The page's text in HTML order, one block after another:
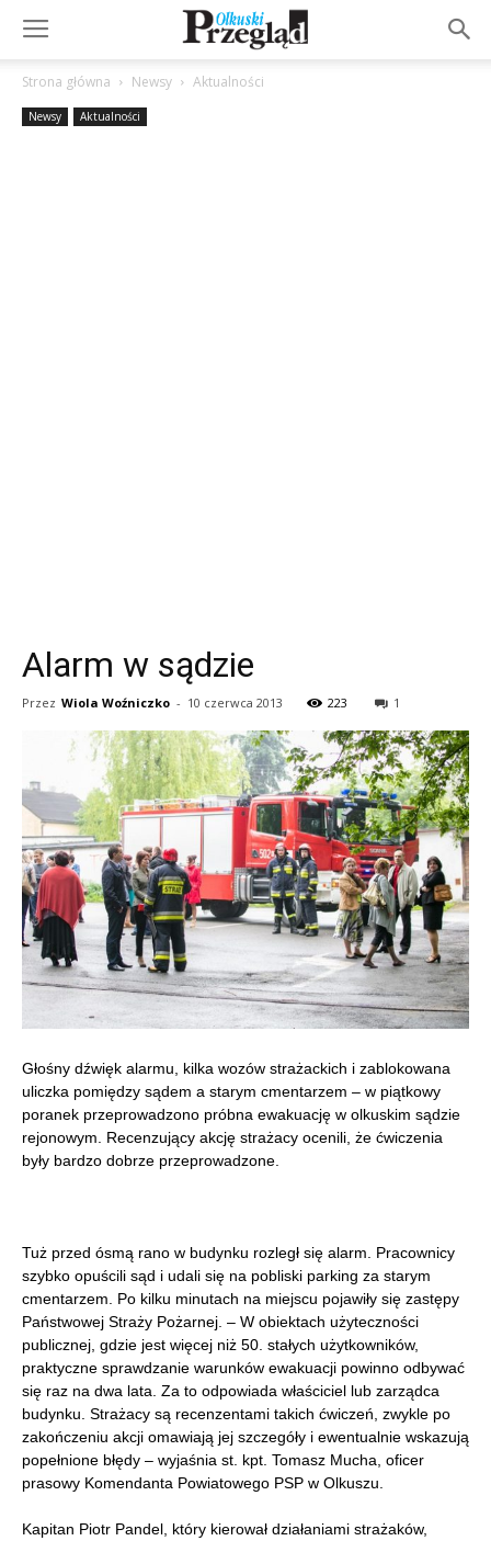
Strona główna Newsy Aktualności
Newsy Aktualności
Alarm w sądzie
Przez Wiola Woźniczko - 10 czerwca 2013 223 1
Głośny dźwięk alarmu, kilka wozów strażackich i zablokowana
uliczka pomiędzy sądem a starym cmentarzem – w piątkowy
poranek przeprowadzono próbna ewakuację w olkuskim sądzie
rejonowym. Recenzujący akcję strażacy ocenili, że ćwiczenia
były bardzo dobrze przeprowadzone.
Tuż przed ósmą rano w budynku rozległ się alarm. Pracownicy
szybko opuścili sąd i udali się na pobliski parking za starym
cmentarzem. Po kilku minutach na miejscu pojawiły się zastępy
Państwowej Straży Pożarnej. – W obiektach użyteczności
publicznej, gdzie jest więcej niż 50. stałych użytkowników,
praktyczne sprawdzanie warunków ewakuacji powinno odbywać
się raz na dwa lata. Za to odpowiada właściciel lub zarządca
budynku. Strażacy są recenzentami takich ćwiczeń, zwykle po
zakończeniu akcji omawiają jej szczegóły i ewentualnie wskazują
popełnione błędy – wyjaśnia st. kpt. Tomasz Mucha, oficer
prasowy Komendanta Powiatowego PSP w Olkuszu.
Kapitan Piotr Pandel, który kierował działaniami strażaków,